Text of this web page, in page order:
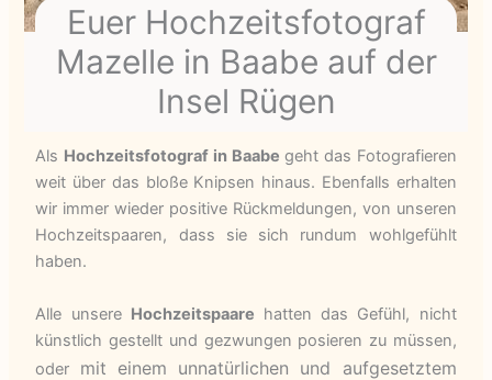
Euer Hochzeitsfotograf
Mazelle in Baabe auf der
Insel Rügen
Als Hochzeitsfotograf in Baabe geht das Fotografieren
weit über das bloße Knipsen hinaus. Ebenfalls erhalten
wir immer wieder positive Rückmeldungen, von unseren
Hochzeitspaaren, dass sie sich rundum wohlgefühlt
haben.
Alle unsere Hochzeitspaare hatten das Gefühl, nicht
künstlich gestellt und gezwungen posieren zu müssen,
oder mit einem unnatürlichen und aufgesetztem